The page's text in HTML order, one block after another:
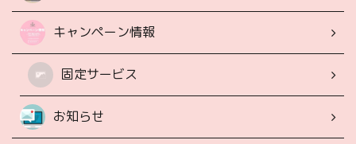
キャンペーン情報
固定サービス
お知らせ